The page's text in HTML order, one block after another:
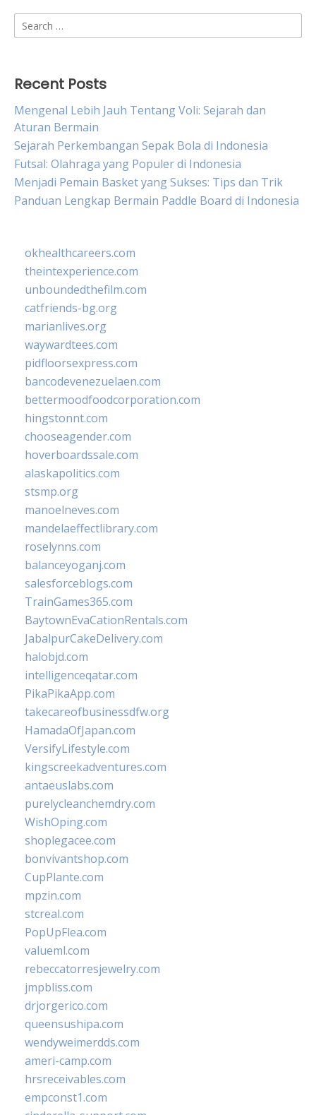
Search
for:
Recent Posts
Mengenal Lebih Jauh Tentang Voli: Sejarah dan
Aturan Bermain
Sejarah Perkembangan Sepak Bola di Indonesia
Futsal: Olahraga yang Populer di Indonesia
Menjadi Pemain Basket yang Sukses: Tips dan Trik
Panduan Lengkap Bermain Paddle Board di Indonesia
okhealthcareers.com
theintexperience.com
unboundedthefilm.com
catfriends-bg.org
marianlives.org
waywardtees.com
pidfloorsexpress.com
bancodevenezuelaen.com
bettermoodfoodcorporation.com
hingstonnt.com
chooseagender.com
hoverboardssale.com
alaskapolitics.com
stsmp.org
manoelneves.com
mandelaeffectlibrary.com
roselynns.com
balanceyoganj.com
salesforceblogs.com
TrainGames365.com
BaytownEvaCationRentals.com
JabalpurCakeDelivery.com
halobjd.com
intelligenceqatar.com
PikaPikaApp.com
takecareofbusinessdfw.org
HamadaOfJapan.com
VersifyLifestyle.com
kingscreekadventures.com
antaeuslabs.com
purelycleanchemdry.com
WishOping.com
shoplegacee.com
bonvivantshop.com
CupPlante.com
mpzin.com
stcreal.com
PopUpFlea.com
valueml.com
rebeccatorresjewelry.com
jmpbliss.com
drjorgerico.com
queensushipa.com
wendyweimerdds.com
ameri-camp.com
hrsreceivables.com
empconst1.com